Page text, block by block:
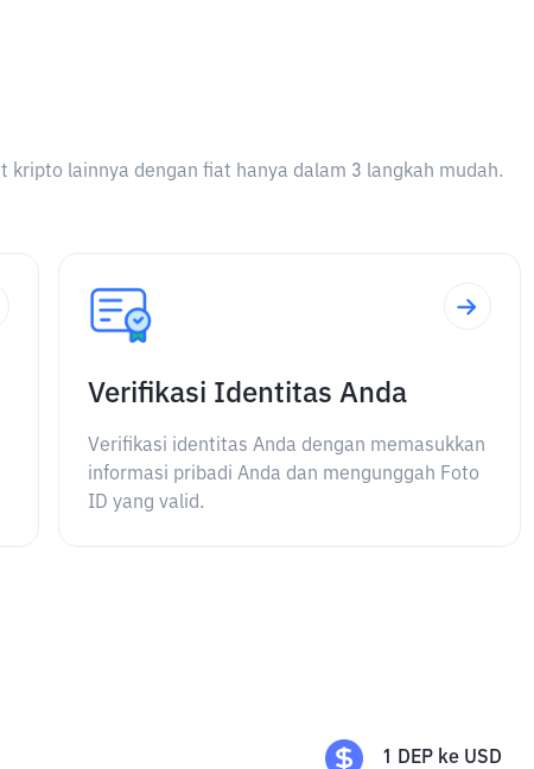
kripto lainnya dengan fiat hanya dalam 3 langkah mudah.
Verifikasi Identitas Anda
Verifikasi identitas Anda dengan memasukkan
informasi pribadi Anda dan mengunggah Foto
ID yang valid.
1 DEP ke USD